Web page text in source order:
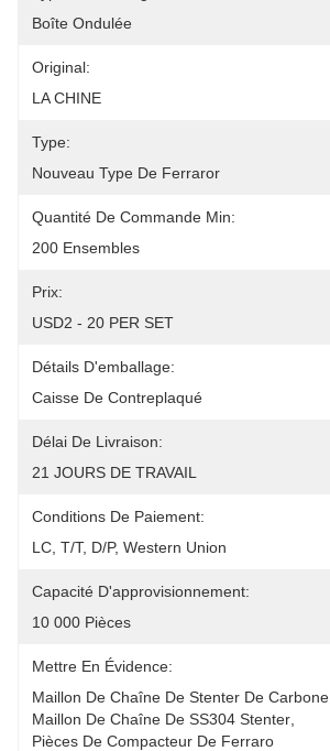
Boîte Ondulée
Original:
LA CHINE
Type:
Nouveau Type De Ferraror
Quantité De Commande Min:
200 Ensembles
Prix:
USD2 - 20 PER SET
Détails D'emballage:
Caisse De Contreplaqué
Délai De Livraison:
21 JOURS DE TRAVAIL
Conditions De Paiement:
LC, T/T, D/P, Western Union
Capacité D'approvisionnement:
10 000 Pièces
Mettre En Évidence:
Maillon De Chaîne De Stenter De Carbone
Maillon De Chaîne De SS304 Stenter
Pièces De Compacteur De Ferraro